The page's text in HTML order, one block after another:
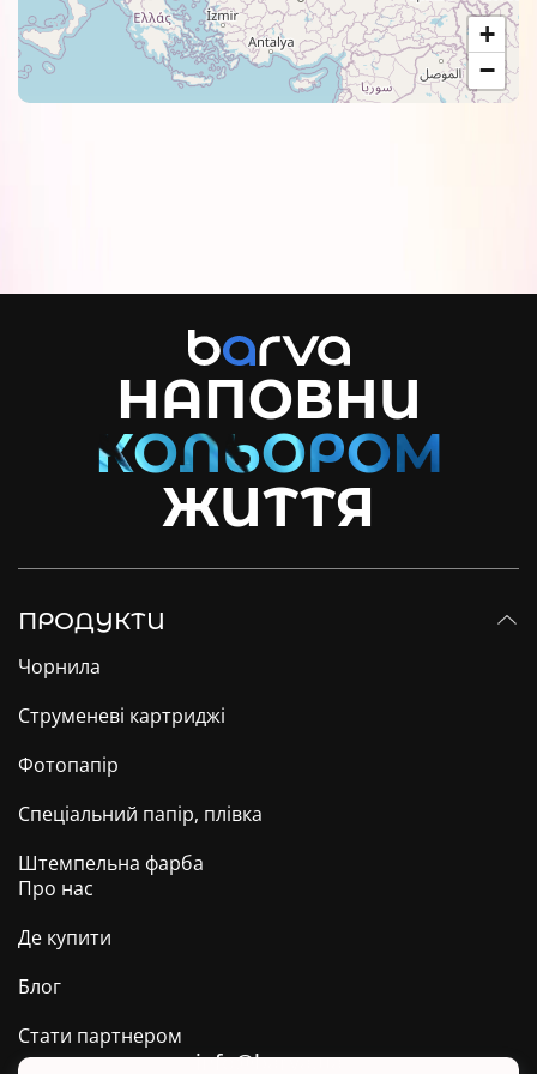
+
−
НАПОВНИ
ЖИТТЯ
ПРОДУКТИ
Чорнила
Струменеві картриджі
Фотопапір
Спеціальний папір, плівка
Штемпельна фарба
Про нас
Де купити
Блог
Стати партнером
info@barva.ua